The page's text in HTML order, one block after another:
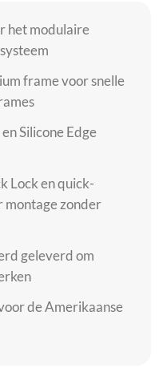
het modulaire
frame voor snelle
Silicone Edge
Lock en quick-
montage zonder
geleverd om
de Amerikaanse